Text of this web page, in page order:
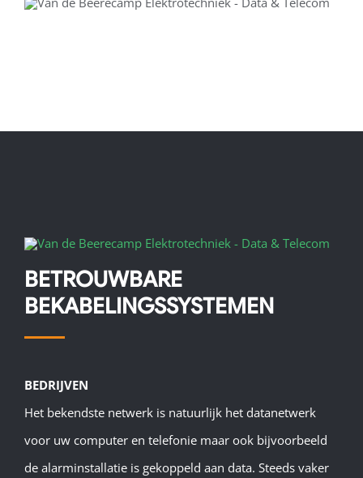
BETROUWBARE
BEKABELINGSSYSTEMEN
BEDRIJVEN
Het bekendste netwerk is natuurlijk het datanetwerk
voor uw computer en telefonie maar ook bijvoorbeeld
de alarminstallatie is gekoppeld aan data. Steeds vaker